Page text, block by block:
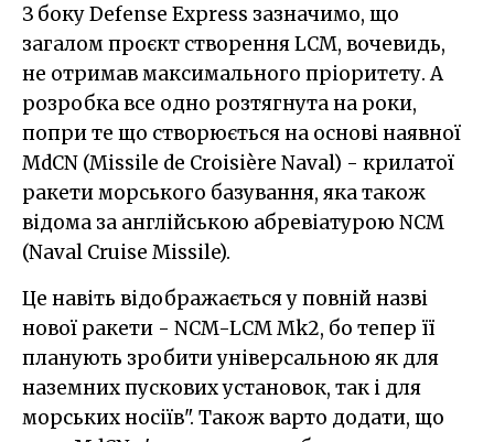
З боку Defense Express зазначимо, що
загалом проєкт створення LCM, вочевидь,
не отримав максимального пріоритету. А
розробка все одно розтягнута на роки,
попри те що створюється на основі наявної
MdCN (Missile de Croisière Naval) - крилатої
ракети морського базування, яка також
відома за англійською абревіатурою NCM
(Naval Cruise Missile).
Це навіть відображається у повній назві
нової ракети - NCM-LCM Mk2, бо тепер її
планують зробити універсальною як для
наземних пускових установок, так і для
морських носіїв". Також варто додати, що